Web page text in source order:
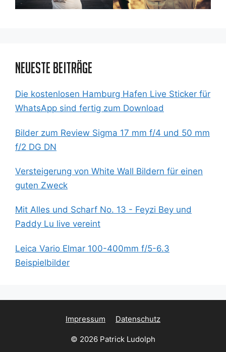
Neueste Beiträge
Die kostenlosen Hamburg Hafen Live Sticker für
WhatsApp sind fertig zum Download
Bilder zum Review Sigma 17 mm f/4 und 50 mm
f/2 DG DN
Versteigerung von White Wall Bildern für einen
guten Zweck
Mit Alles und Scharf No. 13 - Feyzi Bey und
Paddy Lu live vereint
Leica Vario Elmar 100-400mm f/5-6.3
Beispielbilder
Impressum Datenschutz
© 2026 Patrick Ludolph